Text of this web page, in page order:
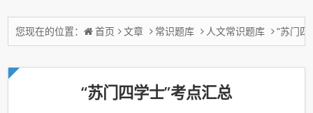
您现在的位置： 首页 文章 常识题库 人文常识题库 “苏门
“苏门四学士”考点汇总